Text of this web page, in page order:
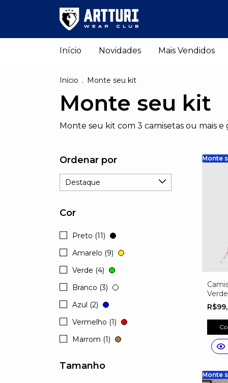
Início Novidades Mais Vendidos
Início . Monte seu kit
Monte seu kit
Monte seu kit com 3 camisetas ou mais
Ordenar por
Cor
Preto (11)
Amarelo (9)
Verde (4)
Branco (3)
Azul (2)
Vermelho (1)
Marrom (1)
Tamanho
Monte
a
Monte